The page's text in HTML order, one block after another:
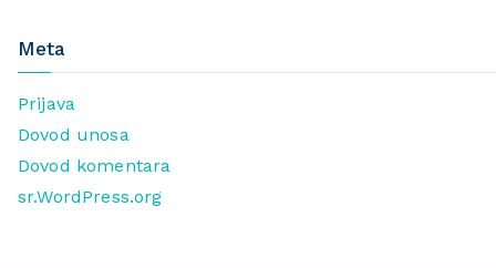
Meta
Prijava
Dovod unosa
Dovod komentara
sr.WordPress.org